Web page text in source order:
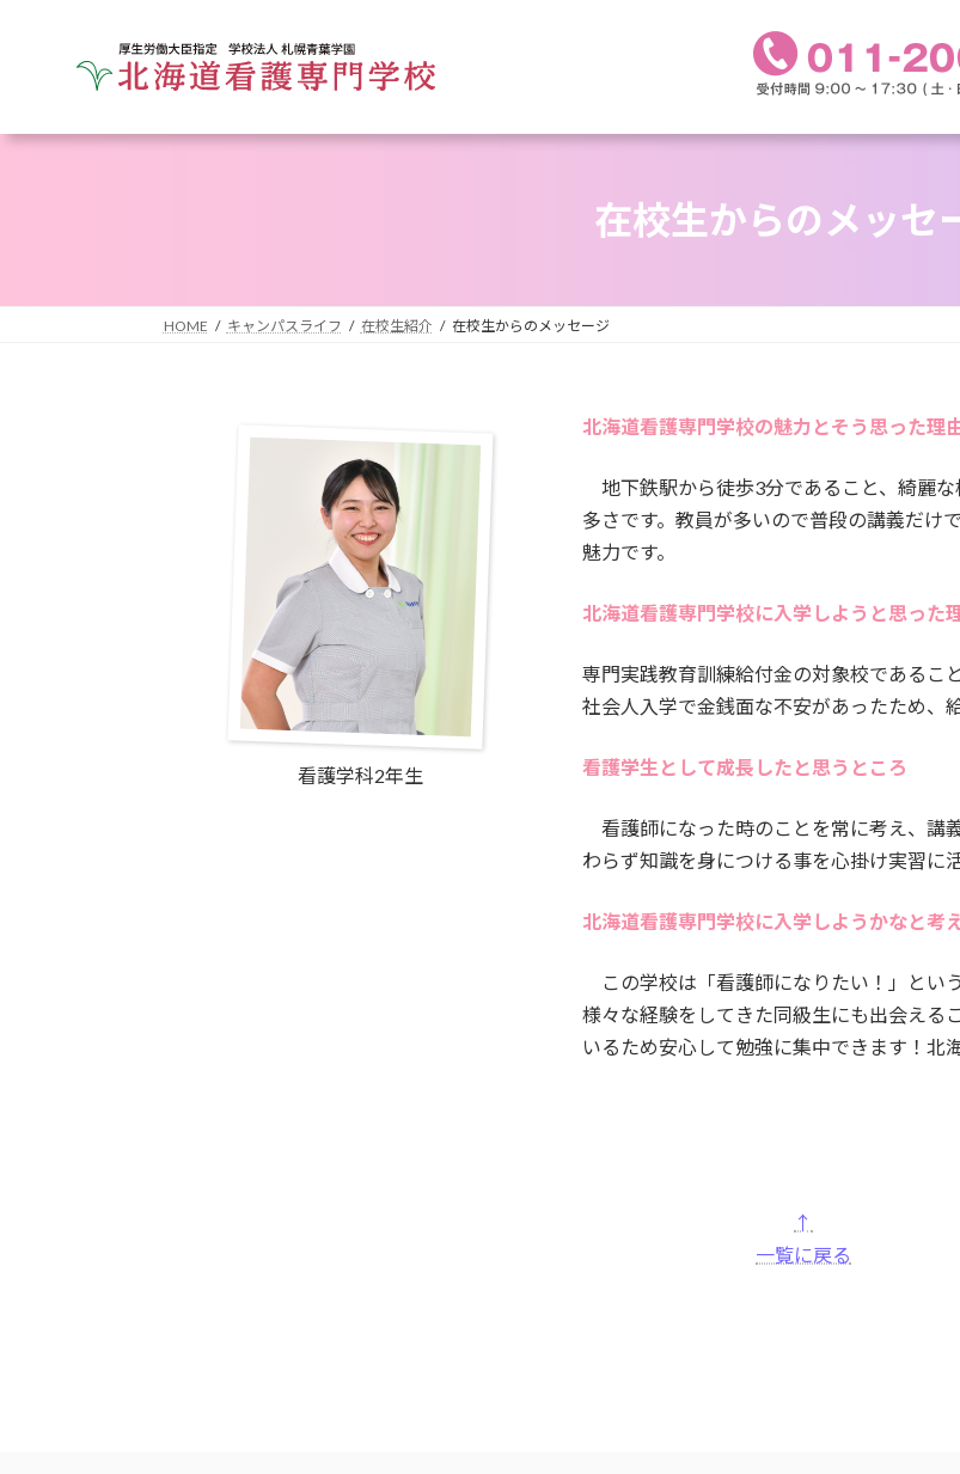
ツ
シ
在校生からのメッセ
HOME キャンパスライフ 在校生紹介 在校生からのメッセージ
看護学科2年生
北海道看護専門学校の魅力とそう思った理
地下鉄駅から徒歩3分であること、綺麗
多さです。教員が多いので普段の講義だけ
魅力です。
北海道看護専門学校に入学しようと思った
専門実践教育訓練給付金の対象校であること
社会人入学で金銭面な不安があったため、
看護学生として成⾧したと思うところ
看護師になった時のことを常に考え、講
わらず知識を身につける事を心掛け実習に
北海道看護専門学校に入学しようかなと考
この学校は「看護師になりたい！」とい
様々な経験をしてきた同級生にも出会える
いるため安心して勉強に集中できます！北
↑
一覧に戻る